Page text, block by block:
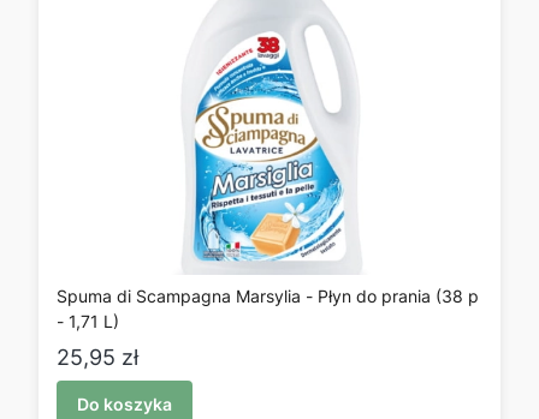
Spuma di Scampagna Marsylia - Płyn do prania (38 p
- 1,71 L)
Cena
25,95 zł
Do koszyka